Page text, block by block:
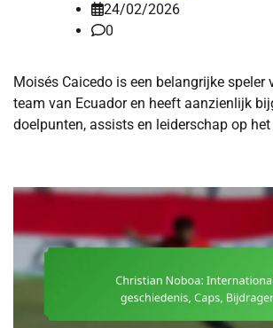
24/02/2026
0
Moisés Caicedo is een belangrijke speler
team van Ecuador en heeft aanzienlijk
doelpunten, assists en leiderschap op het